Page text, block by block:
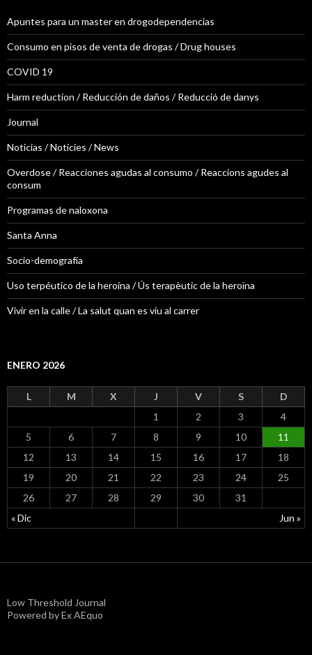
Apuntes para un master en drogodependencias
Consumo en pisos de venta de drogas / Drug houses
COVID 19
Harm reduction / Reducción de daños / Reducció de danys
Journal
Noticias / Notícies / News
Overdose / Reacciones agudas al consumo / Reaccions agudes al
consum
Programas de naloxona
Santa Anna
Socio-demografía
Uso terpéutico de la heroína / Ús terapèutic de la heroïna
Vivir en la calle / La salut quan es viu al carrer
ENERO 2026
L M X J V S D
« Dic Jun »
1 2 3
4
5
6 7 8 9 10
11
12
13 14 15 16 17
18
19
20 21 22 23 24
25
26
27 28 29 30 31
Low Threshold Journal
Powered by Ex AEquo